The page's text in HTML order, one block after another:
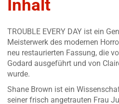
Inhalt
TROUBLE EVERY DAY ist ein
Meisterwerk des modernen
neu restaurierten Fassung, die
Godard ausgeführt und von
wurde.
Shane Brown ist ein
seiner frisch angetrauten Frau